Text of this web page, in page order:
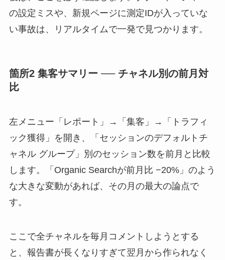
の設定ミスや、新規ページに測定IDが入っていな
い事故は、リアルタイムで一発で見つかります。
箇所2 集客サマリー ── チャネル別の前月対
比
左メニュー「レポート」→「集客」→「トラフィ
ック獲得」を開き、「セッションのデフォルトチ
ャネル グループ」別のセッション数を前月と比較
します。「Organic Searchが前月比 −20%」のよう
な大きな変動があれば、その月の最大の論点で
す。
ここで全チャネルを毎月コメントしようとする
と、報告書が長くなりすぎて翌月から作られなく